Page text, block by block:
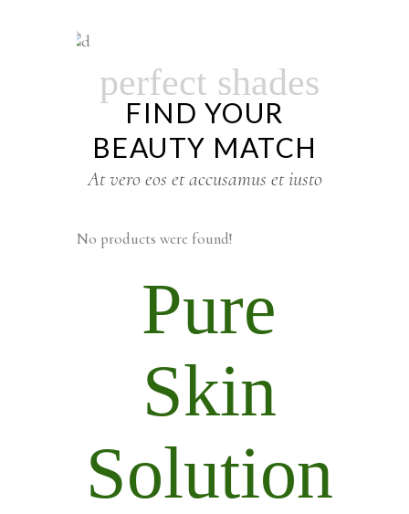
Special
perfect shades
FIND YOUR
BEAUTY MATCH
At vero eos et accusamus et iusto
No products were found!
Pure
Skin
Solution